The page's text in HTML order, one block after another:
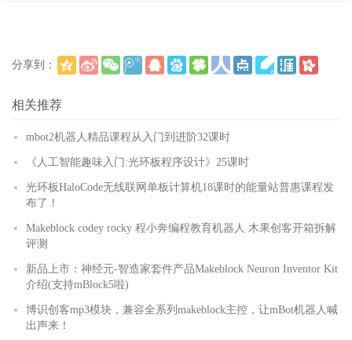
分享到：
相关推荐
mbot2机器人精品课程从入门到进阶32课时
《人工智能趣味入门:光环板程序设计》25课时
光环板HaloCode无线联网单板计算机18课时的能量站普惠课程发
布了！
Makeblock codey rocky 程小奔编程教育机器人 木果创客开箱拆解
评测
新品上市：神经元-智造家套件产品Makeblock Neuron Inventor Kit
介绍(支持mBlock5啦)
博识创客mp3模块，兼容全系列makeblock主控，让mBot机器人喊
出声来！